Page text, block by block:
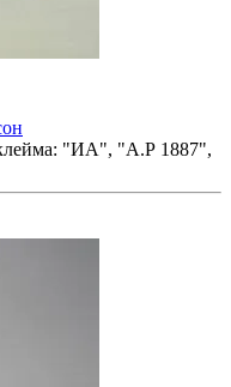
"ИА", "А.Р 1887",